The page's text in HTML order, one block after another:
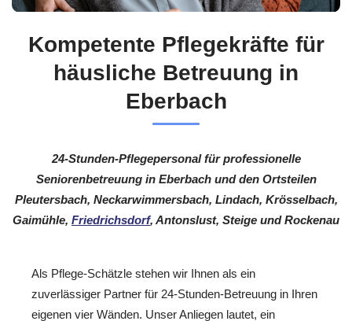
Kompetente Pflegekräfte für
häusliche Betreuung in
Eberbach
24-Stunden-Pflegepersonal für professionelle
Seniorenbetreuung in Eberbach und den Ortsteilen
Pleutersbach, Neckarwimmersbach, Lindach, Krösselbach,
Gaimühle, Friedrichsdorf, Antonslust, Steige und Rockenau
Als Pflege-Schätzle stehen wir Ihnen als ein
zuverlässiger Partner für 24-Stunden-Betreuung in Ihren
eigenen vier Wänden. Unser Anliegen lautet, ein